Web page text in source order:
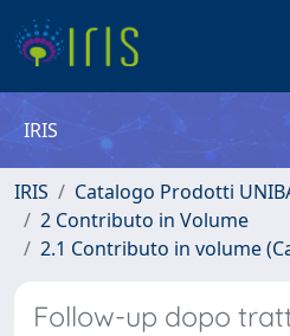
IRIS
IRIS
Catalogo Prodotti
2 Contributo in Volume
2.1 Contributo in volume
Follow-up dopo